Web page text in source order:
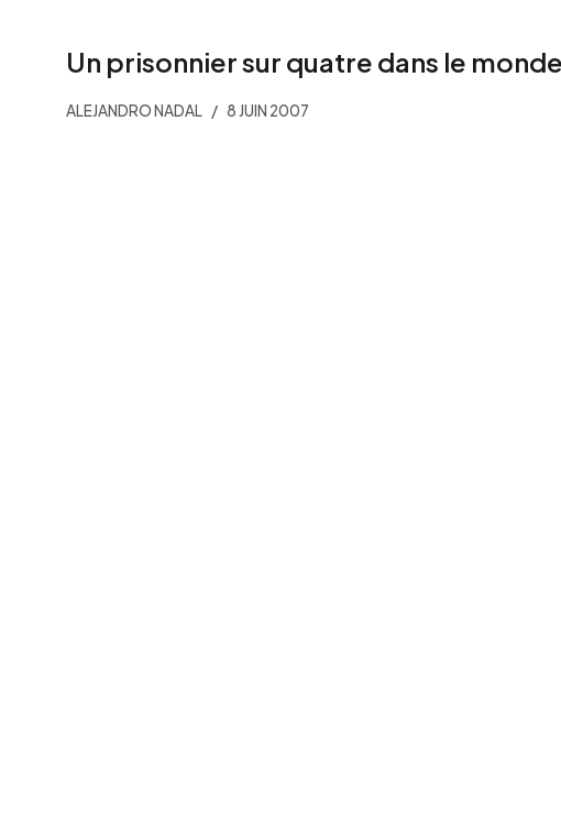
Un prisonnier sur quatre dans le
ALEJANDRO NADAL 8 JUIN 2007